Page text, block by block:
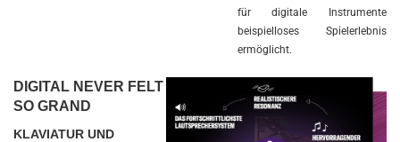
für digitale Instrumente
beispielloses Spielerlebnis
ermöglicht.
DIGITAL NEVER FELT
SO GRAND
KLAVIATUR UND